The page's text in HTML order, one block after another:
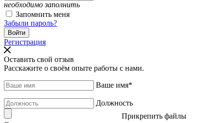
необходимо заполнить
Запомнить меня
Забыли пароль?
Регистрация
Оставить свой отзыв
Расскажите о своём опыте работы с нами.
Ваше имя*
Должность
Прикрепить файлы